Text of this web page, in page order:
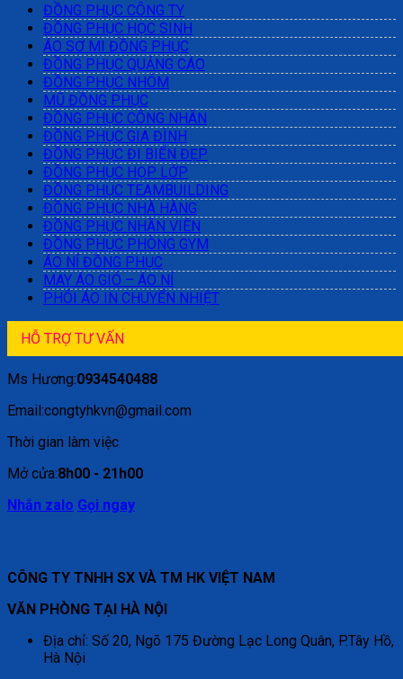
ĐỒNG PHỤC CÔNG TY
ĐỒNG PHỤC HỌC SINH
ÁO SƠ MI ĐỒNG PHỤC
ĐỒNG PHỤC QUẢNG CÁO
ĐỒNG PHỤC NHÓM
MŨ ĐỒNG PHỤC
ĐỒNG PHỤC CÔNG NHÂN
ĐỒNG PHỤC GIA ĐÌNH
ĐỒNG PHỤC ĐI BIỂN ĐẸP
ĐỒNG PHỤC HỌP LỚP
ĐỒNG PHỤC TEAMBUILDING
ĐỒNG PHỤC NHÀ HÀNG
ĐỒNG PHỤC NHÂN VIÊN
ĐỒNG PHỤC PHÒNG GYM
ÁO NỈ ĐỒNG PHỤC
MAY ÁO GIÓ – ÁO NỈ
PHÔI ÁO IN CHUYỂN NHIỆT
HỖ TRỢ TƯ VẤN
Ms Hương:0934540488
Email:congtyhkvn@gmail.com
Thời gian làm việc
Mở cửa:8h00 - 21h00
Nhắn zalo Gọi ngay
CÔNG TY TNHH SX VÀ TM HK VIỆT NAM
VĂN PHÒNG TẠI HÀ NỘI
Địa chỉ: Số 20, Ngõ 175 Đường Lạc Long Quân, P.Tây Hồ,
Hà Nội